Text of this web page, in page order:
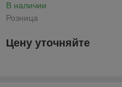
В наличии
Розница
Цену уточняйте